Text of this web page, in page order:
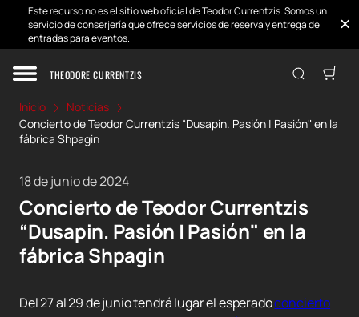
Este recurso no es el sitio web oficial de Teodor Currentzis. Somos un
servicio de conserjería que ofrece servicios de reserva y entrega de
entradas para eventos.
THEODORE CURRENTZIS
Inicio
Noticias
Concierto de Teodor Currentzis “Dusapin. Pasión | Pasión" en la
fábrica Shpagin
18 de junio de 2024
Concierto de Teodor Currentzis
“Dusapin. Pasión | Pasión" en la
fábrica Shpagin
Del 27 al 29 de junio tendrá lugar el esperadoconcierto